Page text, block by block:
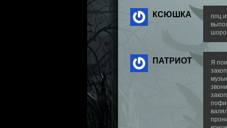
КСЮШКА
ппц
ПАТРИОТ
Я